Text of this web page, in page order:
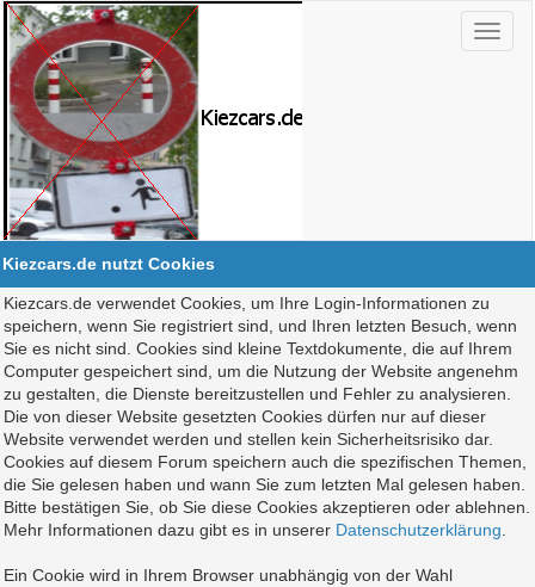
Kiezcars.de nutzt Cookies
Kiezcars.de verwendet Cookies, um Ihre Login-Informationen zu
speichern, wenn Sie registriert sind, und Ihren letzten Besuch, wenn
Sie es nicht sind. Cookies sind kleine Textdokumente, die auf Ihrem
Computer gespeichert sind, um die Nutzung der Website angenehm
zu gestalten, die Dienste bereitzustellen und Fehler zu analysieren.
Die von dieser Website gesetzten Cookies dürfen nur auf dieser
Website verwendet werden und stellen kein Sicherheitsrisiko dar.
Cookies auf diesem Forum speichern auch die spezifischen Themen,
die Sie gelesen haben und wann Sie zum letzten Mal gelesen haben.
Bitte bestätigen Sie, ob Sie diese Cookies akzeptieren oder ablehnen.
Mehr Informationen dazu gibt es in unserer Datenschutzerklärung
Ein Cookie wird in Ihrem Browser unabhängig von der Wahl